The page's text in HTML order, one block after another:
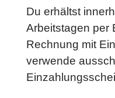
Du erhältst
Arbeitstagen per
Rechnung mit
verwende